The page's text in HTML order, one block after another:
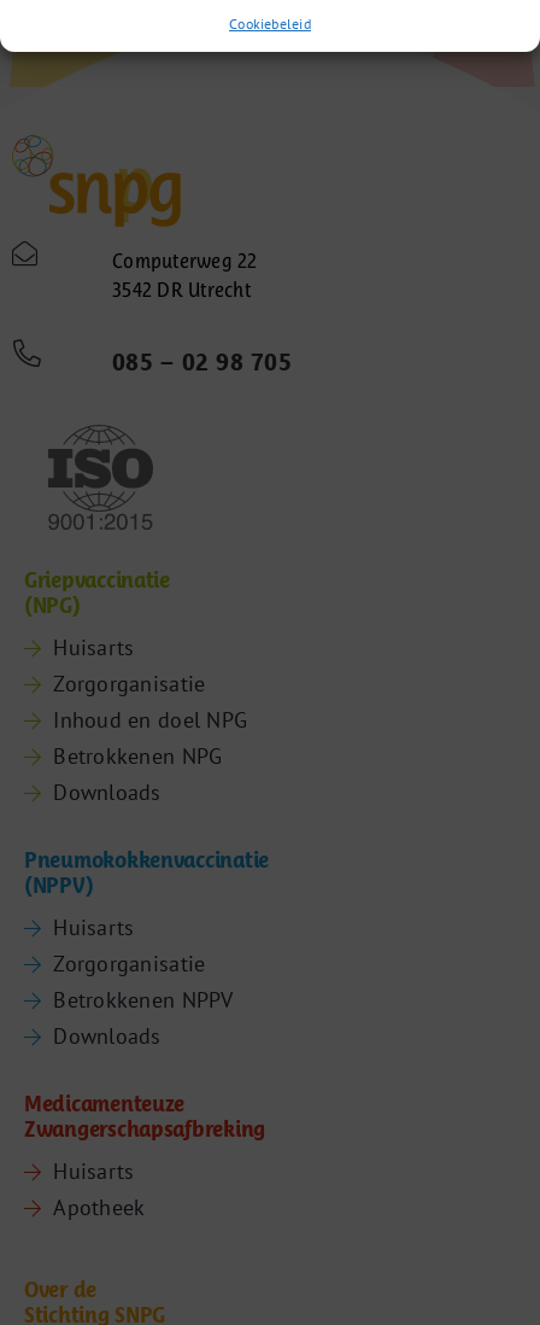
Cookiebeleid
Computerweg 22
3542 DR Utrecht
085 – 02 98 705
Griepvaccinatie
(NPG)
Huisarts
Zorgorganisatie
Inhoud en doel NPG
Betrokkenen NPG
Downloads
Pneumokokkenvaccinatie
(NPPV)
Huisarts
Zorgorganisatie
Betrokkenen NPPV
Downloads
Medicamenteuze
Zwangerschapsafbreking
Huisarts
Apotheek
Over de
Stichting SNPG